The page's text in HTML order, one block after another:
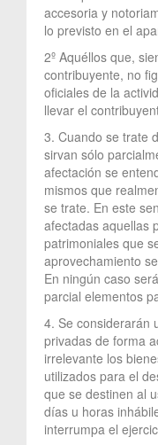
accesoria y
lo previsto en el
2º Aquéllos que,
contribuyente, no
oficiales de la
llevar el
3. Cuando se trate
sirvan sólo
afectación se
mismos que
se trate. En este
afectadas aquellas
patrimoniales que
aprovechamiento
En ningún caso
parcial elementos
4. Se considerarán
privadas de forma
irrelevante los
utilizados para el
que se destinen al
días u horas
interrumpa el